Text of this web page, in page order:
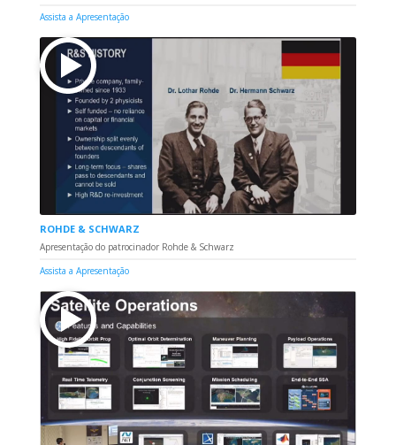
Assista a Apresentação
ROHDE & SCHWARZ
Apresentação do patrocinador Rohde & Schwarz
Assista a Apresentação